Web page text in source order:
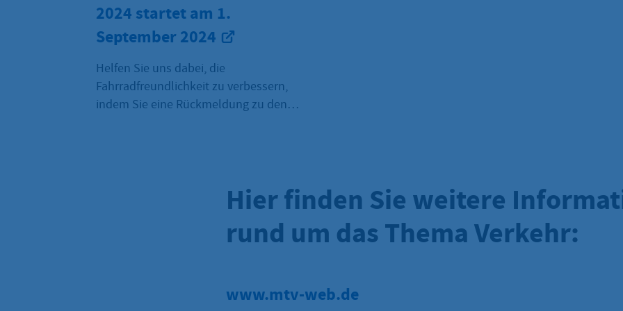
2024 startet am 1.
September 2024
Helfen Sie uns dabei, die
Fahrradfreundlichkeit zu verbessern,
indem Sie eine Rückmeldung zu den
Ort deutlich: Sie bewerten verschiedene
Aspekte des Radfahrens und ob es für
Sie Spaß oder Stress bedeutet.
Hier finden Sie weitere
rund um das Thema Verkehr:
www.mtv-web.de